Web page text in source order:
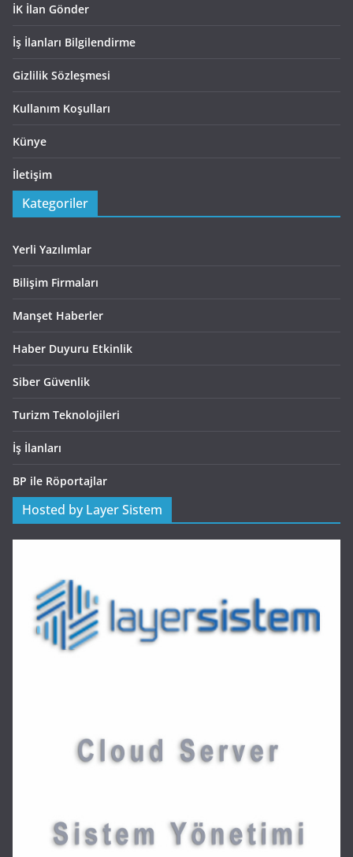
İK İlan Gönder
İş İlanları Bilgilendirme
Gizlilik Sözleşmesi
Kullanım Koşulları
Künye
İletişim
Kategoriler
Yerli Yazılımlar
Bilişim Firmaları
Manşet Haberler
Haber Duyuru Etkinlik
Siber Güvenlik
Turizm Teknolojileri
İş İlanları
BP ile Röportajlar
Hosted by Layer Sistem